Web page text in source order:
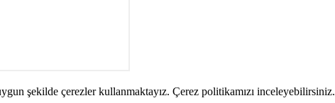
şekilde çerezler kullanmaktayız. Çerez politikamızı inceleyebilirsiniz.